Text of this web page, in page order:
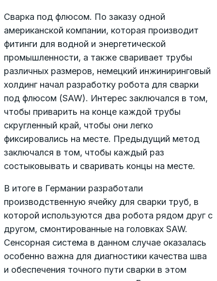
Сварка под флюсом. По заказу одной
американской компании, которая производит
фитинги для водной и энергетической
промышленности, а также сваривает трубы
различных размеров, немецкий инжиниринговый
холдинг начал разработку робота для сварки
под флюсом (SAW). Интерес заключался в том,
чтобы приварить на конце каждой трубы
скругленный край, чтобы они легко
фиксировались на месте. Предыдущий метод
заключался в том, чтобы каждый раз
состыковывать и сваривать концы на месте.
В итоге в Германии разработали
производственную ячейку для сварки труб, в
которой используются два робота рядом друг с
другом, смонтированные на головках SAW.
Сенсорная система в данном случае оказалась
особенно важна для диагностики качества шва
и обеспечения точного пути сварки в этом